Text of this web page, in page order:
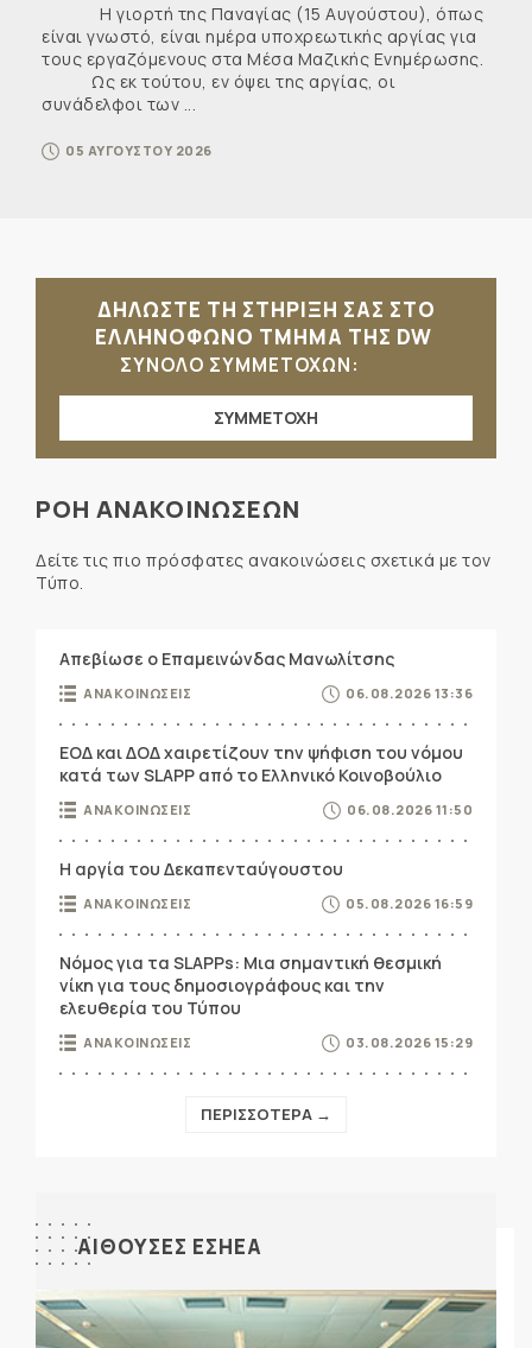
Η γιορτή της Παναγίας (15 Αυγούστου), όπως
είναι γνωστό, είναι ημέρα υποχρεωτικής αργίας για
τους εργαζόμενους στα Μέσα Μαζικής Ενημέρωσης.
Ως εκ τούτου, εν όψει της αργίας, οι
συνάδελφοι των ...
05 ΑΥΓΟΥΣΤΟΥ 2026
ΔΗΛΩΣΤΕ ΤΗ ΣΤΗΡΙΞΗ ΣΑΣ ΣΤΟ
ΕΛΛΗΝΟΦΩΝΟ ΤΜΗΜΑ ΤΗΣ DW
ΣΥΝΟΛΟ ΣΥΜΜΕΤΟΧΩΝ:
ΣΥΜΜΕΤΟΧΗ
ΡΟΗ ΑΝΑΚΟΙΝΩΣΕΩΝ
Δείτε τις πιο πρόσφατες ανακοινώσεις σχετικά με τον
Τύπο.
Απεβίωσε ο Επαμεινώνδας Μανωλίτσης
ΑΝΑΚΟΙΝΩΣΕΙΣ 06.08.2026 13:36
ΕΟΔ και ΔΟΔ χαιρετίζουν την ψήφιση του νόμου
κατά των SLAPP από το Ελληνικό Κοινοβούλιο
ΑΝΑΚΟΙΝΩΣΕΙΣ 06.08.2026 11:50
Η αργία του Δεκαπενταύγουστου
ΑΝΑΚΟΙΝΩΣΕΙΣ 05.08.2026 16:59
Νόμος για τα SLAPPs: Μια σημαντική θεσμική
νίκη για τους δημοσιογράφους και την
ελευθερία του Τύπου
ΑΝΑΚΟΙΝΩΣΕΙΣ 03.08.2026 15:29
ΠΕΡΙΣΣΟΤΕΡΑ →
ΑΙΘΟΥΣΕΣ ΕΣΗΕΑ